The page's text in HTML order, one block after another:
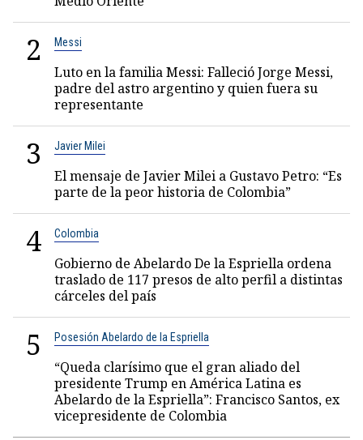
2 Messi
Luto en la familia Messi: Falleció Jorge Messi,
padre del astro argentino y quien fuera su
representante
3 Javier Milei
El mensaje de Javier Milei a Gustavo Petro: “Es
parte de la peor historia de Colombia”
4 Colombia
Gobierno de Abelardo De la Espriella ordena
traslado de 117 presos de alto perfil a distintas
cárceles del país
5 Posesión Abelardo de la Espriella
“Queda clarísimo que el gran aliado del
presidente Trump en América Latina es
Abelardo de la Espriella”: Francisco Santos, ex
vicepresidente de Colombia